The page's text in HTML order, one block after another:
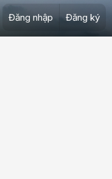
Đăng nhập Đăng ký